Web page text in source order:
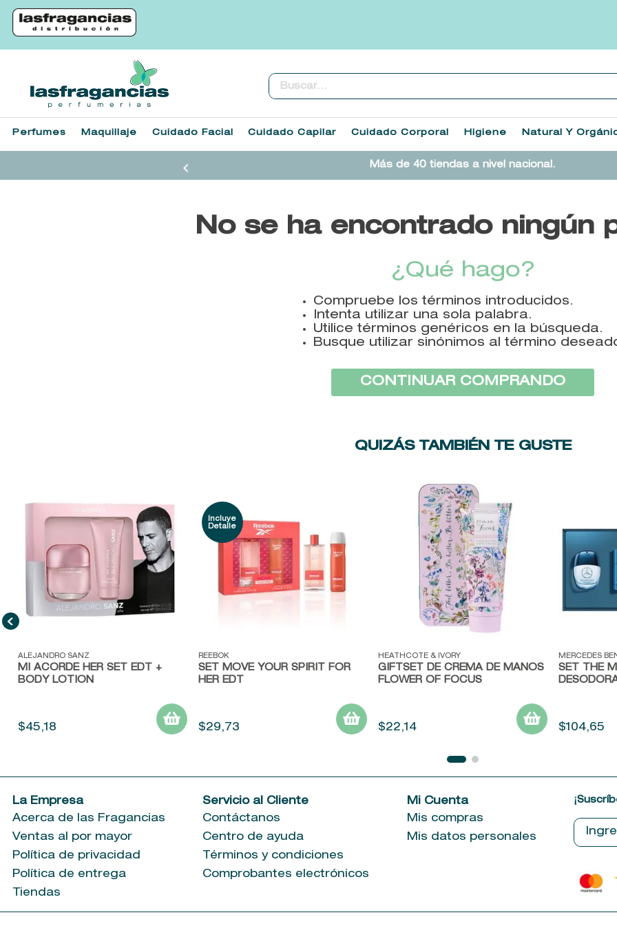
Buscar...
Perfumes Maquillaje Cuidado Facial Cuidado Capilar Cuidado Corporal Higiene Natural Y
Más de 40 tiendas a nivel nacional.
No se ha encontrado ningún
¿Qué hago?
Compruebe los términos introducidos.
Intenta utilizar una sola palabra.
Utilice términos genéricos en la búsqueda.
Busque utilizar sinónimos al término
CONTINUAR COMPRANDO
QUIZÁS TAMBIÉN TE GUSTE
Vista rápida
ALEJANDRO SANZ
MI ACORDE HER SET EDT +
BODY LOTION
$45,18
Vista rápida
REEBOK
SET MOVE YOUR SPIRIT FOR
HER EDT
$29, 73
Vista rápida
HEATHCOTE & IVORY
GIFTSET DE CREMA DE MANOS
FLOWER OF FOCUS
$22,14
Vista
MERCEDES
SET THE
$104,65
La Empresa
Acerca de las Fragancias
Ventas al por mayor
Política de privacidad
Política de entrega
Tiendas
Servicio al Cliente
Contáctanos
Centro de ayuda
Términos y condiciones
Comprobantes electrónicos
Mi Cuenta
Mis compras
Mis datos personales
1.
heathcote
sol ipanema
3.
cleanance
5
ysl
kool beauty serum
8.
retrinal
9.
baylis
john frieda